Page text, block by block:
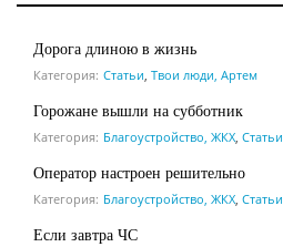
Дорога длиною в жизнь
Категория: Статьи, Твои люди, Артем
Горожане вышли на субботник
Категория: Благоустройство, ЖКХ, Статьи
Оператор настроен решительно
Категория: Благоустройство, ЖКХ, Статьи
Если завтра ЧС